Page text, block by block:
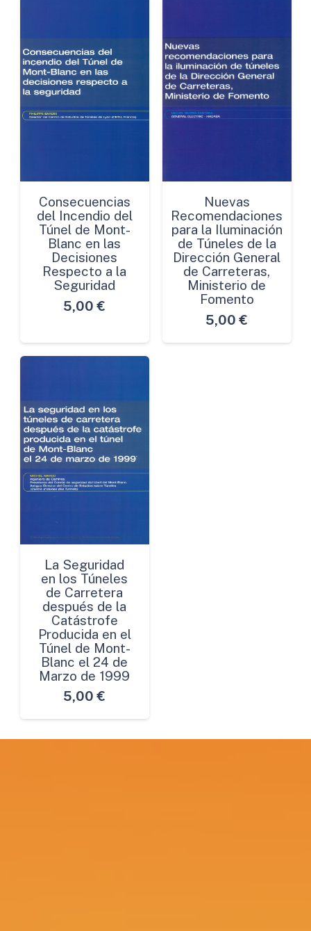
Consecuencias
del Incendio del
Túnel de Mont-
Blanc en las
Decisiones
Respecto a la
Seguridad
5,00 €
Nuevas
Recomendaciones
para la Iluminación
de Túneles de la
Dirección General
de Carreteras,
Ministerio de
Fomento
5,00 €
La Seguridad
en los Túneles
de Carretera
después de la
Catástrofe
Producida en el
Túnel de Mont-
Blanc el 24 de
Marzo de 1999
5,00 €